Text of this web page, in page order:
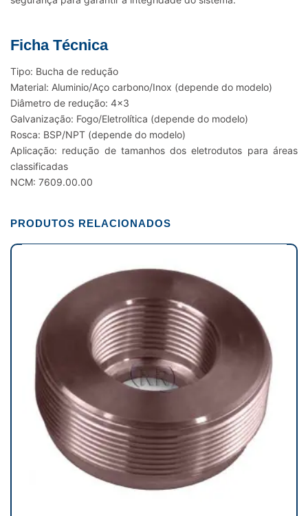
Ficha Técnica
Tipo: Bucha de redução
Material: Aluminio/Aço carbono/Inox (depende do modelo)
Diâmetro de redução: 4×3
Galvanização: Fogo/Eletrolítica (depende do modelo)
Rosca: BSP/NPT (depende do modelo)
Aplicação: redução de tamanhos dos eletrodutos para áreas
classificadas
NCM: 7609.00.00
PRODUTOS RELACIONADOS